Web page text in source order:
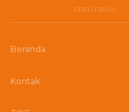
PERLU TAHU
Beranda
Kontak